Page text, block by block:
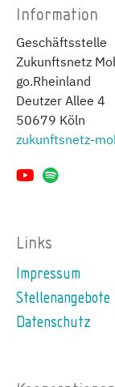
Information
Geschäftsstelle
Zukunftsnetz
go.Rheinland
Deutzer Allee 4
50679 Köln
zukunftsnetz-
Links
Impressum
Stellenangebote
Datenschutz